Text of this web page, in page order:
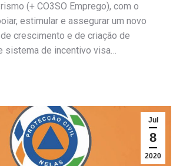
(+ CO3SO Emprego), com o
estimular e assegurar um novo
crescimento e de criação de
sistema de incentivo visa…
Jul
8
2020